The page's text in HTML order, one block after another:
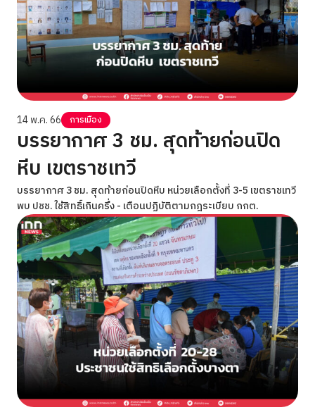
14 พ.ค. 66 การเมือง
บรรยากาศ 3 ชม. สุดท้ายก่อนปิด
หีบ เขตราชเทวี
บรรยากาศ 3 ชม. สุดท้ายก่อนปิดหีบ หน่วยเลือกตั้งที่ 3-5 เขตราชเทวี
พบ ปชช. ใช้สิทธิ์เกินครึ่ง - เตือนปฏิบัติตามกฎระเบียบ กกต.